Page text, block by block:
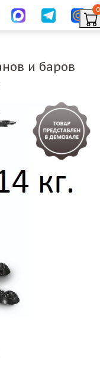
0
и баров